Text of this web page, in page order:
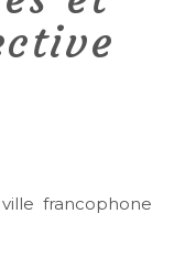
francophone